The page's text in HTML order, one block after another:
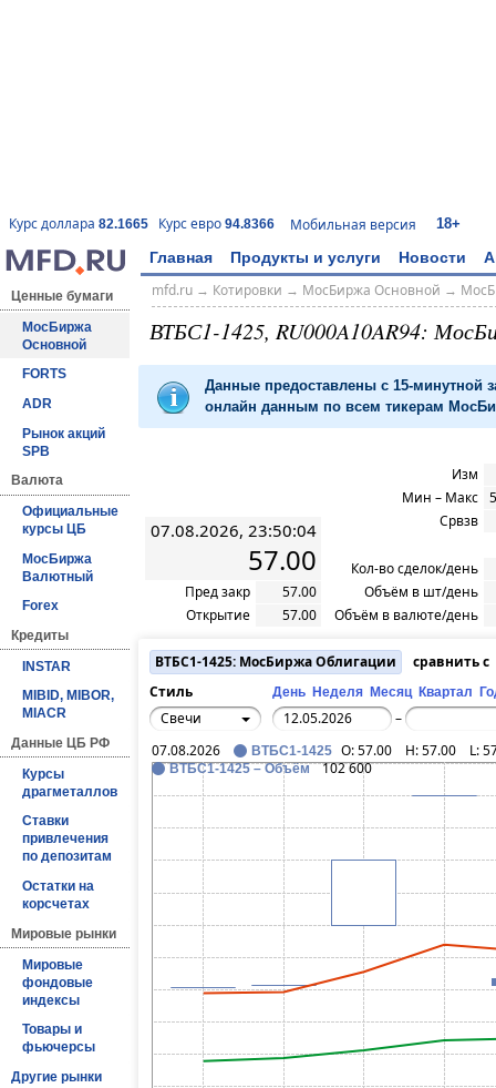
Курс доллара 82.1665 Курс евро 94.8366 Мобильная версия 18+
Главная Продукты и услуги Новости
Ценные бумаги
МосБиржа
Основной
FORTS
ADR
Рынок акций
SPB
Валюта
Официальные
курсы ЦБ
МосБиржа
Валютный
Forex
Кредиты
INSTAR
MIBID, MIBOR,
MIACR
Данные ЦБ РФ
Курсы
драгметаллов
Ставки
привлечения
по депозитам
Остатки на
корсчетах
Мировые рынки
Мировые
фондовые
индексы
Товары и
фьючерсы
Другие рынки
mfd.ru→ Котировки → МосБиржа Основной →
ВТБС1-1425, RU000A10AR94:
Данные предоставлены с 15-минутной
онлайн данным по всем тикерам
07.08.2026, 23:50:04
57.00
Пред закр
57.00
Открытие
57.00
Изм
Мин – Макс
Срвзв
Кол-во сделок/день
Объём в шт/день
Объём в валюте/день
ВТБС1-1425: МосБиржа Облигации
сравнить с
Стиль
День Неделя Месяц Квартал
Свечи
–
07.08.2026
ВТБС1-1425 O:57.00 H:57.00 L:
ВТБС1-1425 – Объём 102 600